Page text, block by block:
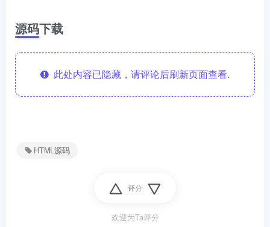
源码下载
此处内容已隐藏，请评论后刷新页面查看.
HTML源码
评分
欢迎为Ta评分